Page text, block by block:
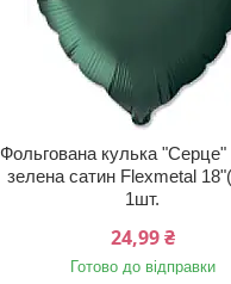
Фольгована кулька "Серце"
зелена сатин Flexmetal
1шт.
24,99 ₴
Готово до відправки